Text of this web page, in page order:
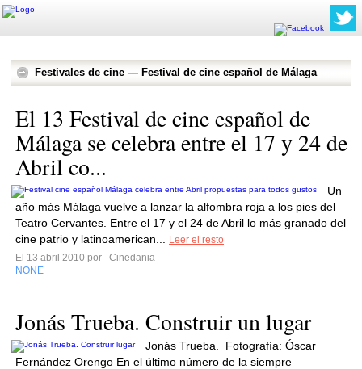
Festivales de cine — Festival de cine español de Málaga
El 13 Festival de cine español de
Málaga se celebra entre el 17 y 24 de
Abril co...
Un
año más Málaga vuelve a lanzar la alfombra roja a los pies del
Teatro Cervantes. Entre el 17 y el 24 de Abril lo más granado del
cine patrio y latinoamerican...
Leer el resto
El 13 abril 2010 por
Cinedania
NONE
Jonás Trueba. Construir un lugar
Jonás Trueba. Fotografía: Óscar
Fernández Orengo En el último número de la siempre